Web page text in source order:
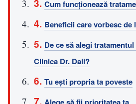
Cum funcționează
Beneficii care vorbesc de
De ce să alegi
Clinica Dr. Dali?
Tu ești propria ta poveste